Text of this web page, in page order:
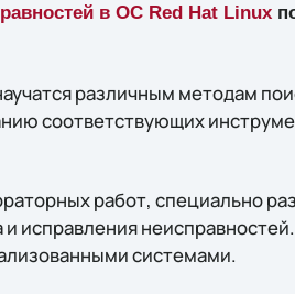
в ОС Red Hat Linux
различным методам
соответствующих
работ, специально
исправления
системами.